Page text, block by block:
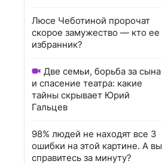
Люсе Чеботиной пророчат
скорое замужество — кто ее
избранник?
Две семьи, борьба за сына
и спасение театра: какие
тайны скрывает Юрий
Гальцев
98% людей не находят все 3
ошибки на этой картине. А вы
справитесь за минуту?